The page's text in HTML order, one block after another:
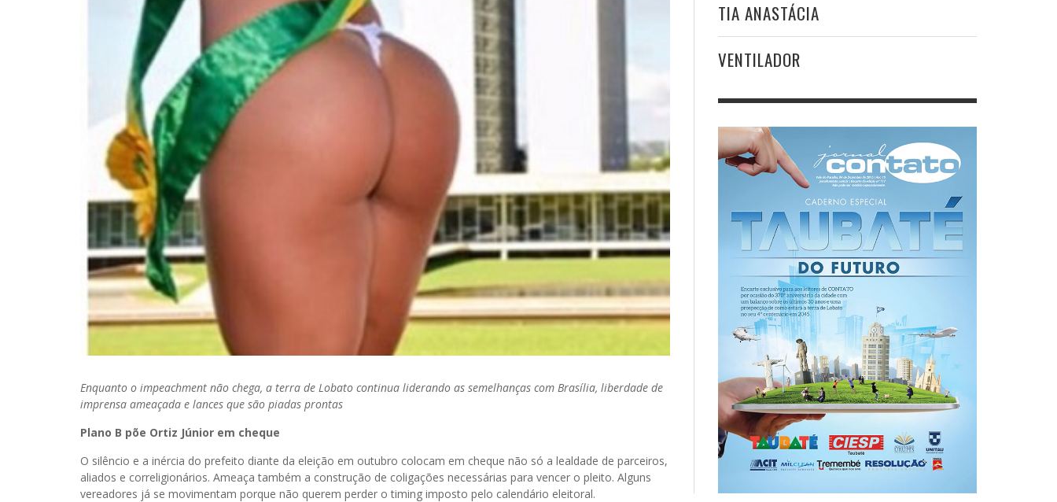
Enquanto o impeachment não chega, a terra de Lobato continua liderando as semelhanças com Brasília, liberdade de
imprensa ameaçada e lances que são piadas prontas
Plano B põe Ortiz Júnior em cheque
O silêncio e a inércia do prefeito diante da eleição em outubro colocam em cheque não só a lealdade de parceiros,
aliados e correligionários. Ameaça também a construção de coligações necessárias para vencer o pleito. Alguns
vereadores já se movimentam porque não querem perder o timing imposto pelo calendário eleitoral.
TIA ANASTÁCIA
VENTILADOR